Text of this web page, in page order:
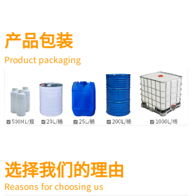
产品包装
Product packaging
选择我们的理由
Reasons for choosing us